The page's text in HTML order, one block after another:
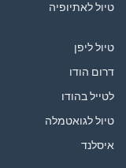
טיול לאתיופיה
טיול ליפן
דרום הודו
לטייל בהודו
טיול לגואטמלה
איסלנד